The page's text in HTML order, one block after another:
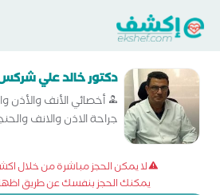
دكتور خالد علي
أخصائي الأنف والأذن
جراحة الاذن والانف
لا يمكن الحجز مباشرة من خلال
يمكنك الحجز بنفسك عن طريق اظهار